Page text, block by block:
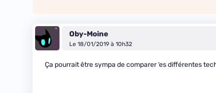
Oby-Moine
Le 18/01/2019 à 10h32
Ça pourrait être sympa de comparer ‘es différentes